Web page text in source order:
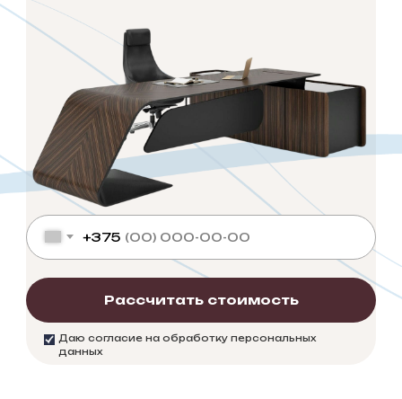
Даю согласие на обработку персональных
данных
+375
Рассчитать стоимость